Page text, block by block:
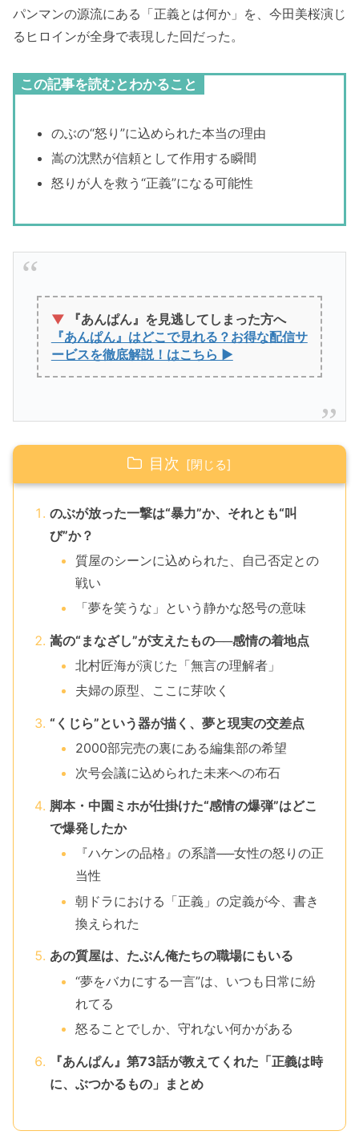
パンマンの源流にある「正義とは何か」を、今田美桜演じ
るヒロインが全身で表現した回だった。
この記事を読むとわかること
のぶの“怒り”に込められた本当の理由
嵩の沈黙が信頼として作用する瞬間
怒りが人を救う“正義”になる可能性
▼ 『あんぱん』を見逃してしまった方へ
『あんぱん』はどこで見れる？お得な配信サ
ービスを徹底解説！はこちら ▶
目次
のぶが放った一撃は“暴力”か、それとも“叫
び”か？
質屋のシーンに込められた、自己否定との
戦い
「夢を笑うな」という静かな怒号の意味
嵩の“まなざし”が支えたもの──感情の着地点
北村匠海が演じた「無言の理解者」
夫婦の原型、ここに芽吹く
“くじら”という器が描く、夢と現実の交差点
2000部完売の裏にある編集部の希望
次号会議に込められた未来への布石
脚本・中園ミホが仕掛けた“感情の爆弾”はどこ
で爆発したか
『ハケンの品格』の系譜──女性の怒りの正
当性
朝ドラにおける「正義」の定義が今、書き
換えられた
あの質屋は、たぶん俺たちの職場にもいる
“夢をバカにする一言”は、いつも日常に紛
れてる
怒ることでしか、守れない何かがある
『あんぱん』第73話が教えてくれた「正義は時
に、ぶつかるもの」まとめ